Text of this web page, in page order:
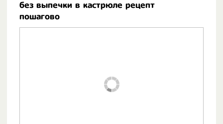
без выпечки в кастрюле рецепт
пошагово